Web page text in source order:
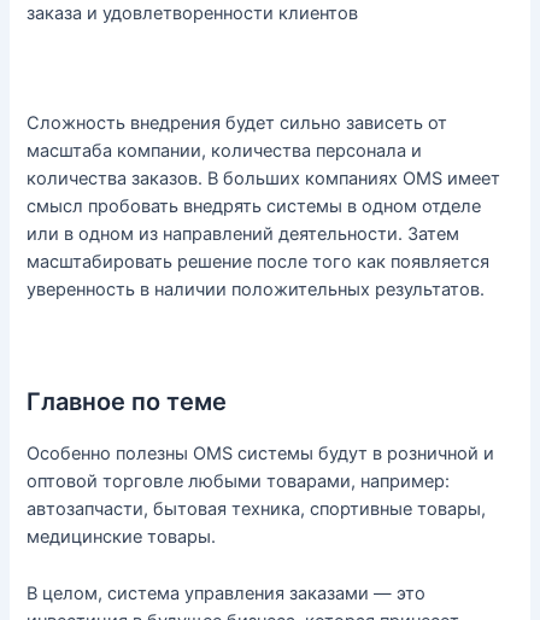
заказа и удовлетворенности клиентов
Сложность внедрения будет сильно зависеть от
масштаба компании, количества персонала и
количества заказов. В больших компаниях OMS имеет
смысл пробовать внедрять системы в одном отделе
или в одном из направлений деятельности. Затем
масштабировать решение после того как появляется
уверенность в наличии положительных результатов.
Главное по теме
Особенно полезны OMS системы будут в розничной и
оптовой торговле любыми товарами, например:
автозапчасти, бытовая техника, спортивные товары,
медицинские товары.
В целом, система управления заказами — это